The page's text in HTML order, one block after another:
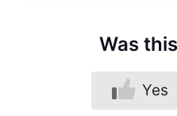
Was
Yes